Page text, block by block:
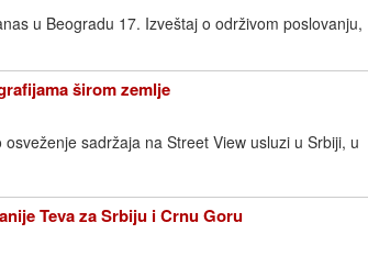
u Beogradu 17. Izveštaj o održivom poslovanju,
širom zemlje
sadržaja na Street View usluzi u Srbiji, u
Teva za Srbiju i Crnu Goru